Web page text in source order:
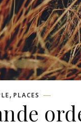
, PLACES